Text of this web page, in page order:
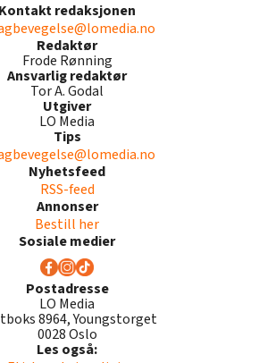
Kontakt redaksjonen
Redaktør
Frode Rønning
Ansvarlig redaktør
Tor A. Godal
Utgiver
LO Media
Tips
Nyhetsfeed
RSS-feed
Annonser
Bestill her
Sosiale medier
Postadresse
LO Media
8964, Youngstorget
0028 Oslo
Les også: